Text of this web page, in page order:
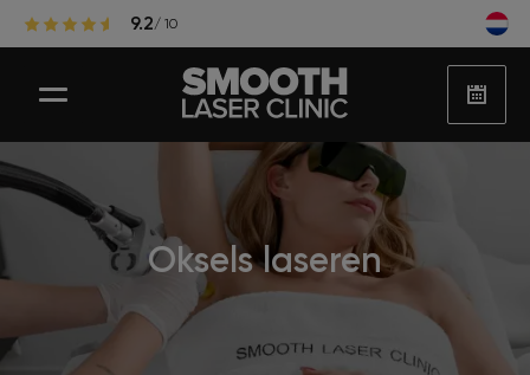
9.2/ 10
Oksels laseren
Laser ontharen
Populaire zones laserontharing